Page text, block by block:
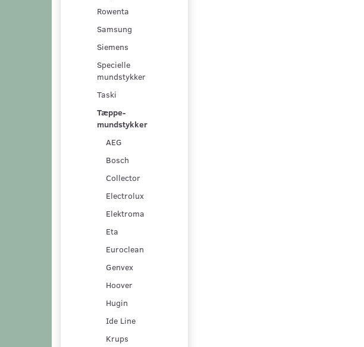
Rowenta
Samsung
Siemens
Specielle
mundstykker
Taski
Tæppe-
mundstykker
AEG
Bosch
Collector
Electrolux
Elektroma
Eta
Euroclean
Genvex
Hoover
Hugin
Ide Line
Krups